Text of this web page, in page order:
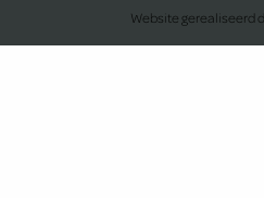
Website gerealiseerd